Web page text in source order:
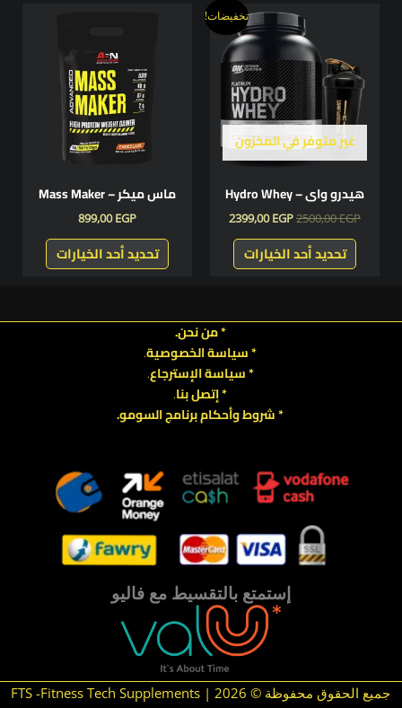
تخفيضات!
غير متوفر في المخزون
هيدرو واى – Hydro Whey
2500,00EGP
السعر
الأصلي
هو:
2500,00 EGP.
2399,00EGP
السعر
الحالي
هو:
2399,00 EGP.
تحديد أحد الخيارات
هناك
العديد
من
الأشكال
المختلفة
لهذا
يمكن
الخيارات
على
صفحة
ماس ميكر – Mass Maker
899,00EGP
تحديد أحد الخيارات
صفحة
* من نحن.
* سياسة الخصوصية.
*سياسةالإسترجاع.
* إتصل بنا.
* شروط وأحكام برنامج السومو.
إستمتع بالتقسيط مع فاليو
جميع الحقوق محفوظة © 2026 | FTS -Fitness Tech Supplements